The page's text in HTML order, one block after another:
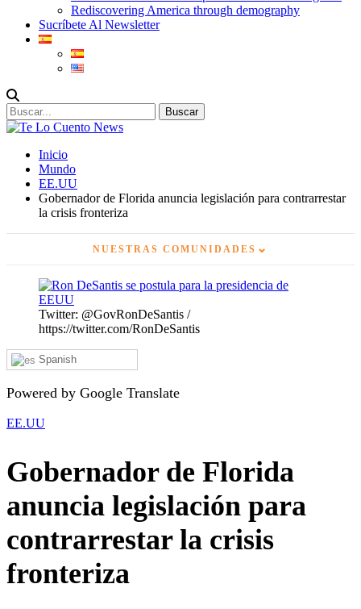
Rediscovering America through demography
Sucríbete Al Newsletter
Inicio
Mundo
EE.UU
Gobernador de Florida anuncia legislación para contrarrestar
la crisis fronteriza
NUESTRAS COMUNIDADES ⌄
Twitter: @GovRonDeSantis /
https://twitter.com/RonDeSantis
Spanish
Powered by Google Translate
EE.UU
Gobernador de Florida
anuncia legislación para
contrarrestar la crisis
fronteriza